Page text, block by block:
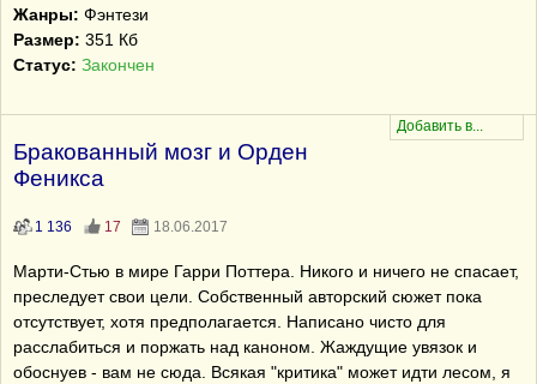
Жанры: Фэнтези
Размер: 351 Кб
Статус: Закончен
Бракованный мозг и Орден
Феникса
1 136 17 18.06.2017
Марти-Стью в мире Гарри Поттера. Никого и ничего не спасает,
преследует свои цели. Собственный авторский сюжет пока
отсутствует, хотя предполагается. Написано чисто для
расслабиться и поржать над каноном. Жаждущие увязок и
обоснуев - вам не сюда. Всякая "критика" может идти лесом, я